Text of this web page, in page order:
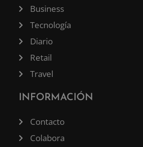
Business
Tecnología
Diario
Retail
Travel
INFORMACIÓN
Contacto
Colabora